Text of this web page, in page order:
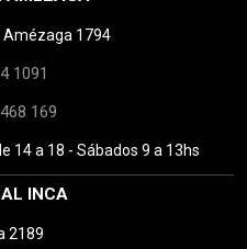
Amézaga 1794
1091
169
14 a 18 - Sábados 9 a 13hs
INCA
2189